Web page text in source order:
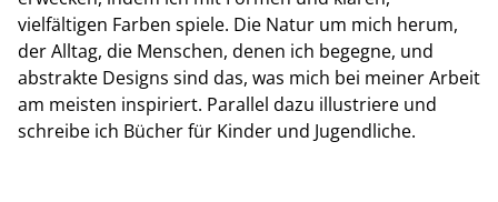
vielfältigen Farben spiele. Die Natur um mich herum,
der Alltag, die Menschen, denen ich begegne, und
abstrakte Designs sind das, was mich bei meiner Arbeit
am meisten inspiriert. Parallel dazu illustriere und
schreibe ich Bücher für Kinder und Jugendliche.